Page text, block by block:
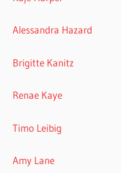
Alessandra Hazard
Brigitte Kanitz
Renae Kaye
Timo Leibig
Amy Lane